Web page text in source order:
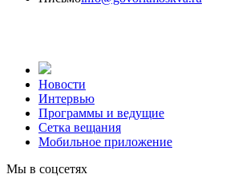
Новости
Интервью
Программы и ведущие
Сетка вещания
Мобильное приложение
Мы в соцсетях